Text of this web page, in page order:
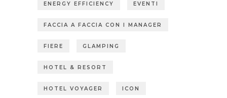
ENERGY EFFICIENCY EVENTI
FACCIA A FACCIA CON I MANAGER
FIERE GLAMPING
HOTEL & RESORT
HOTEL VOYAGER ICON